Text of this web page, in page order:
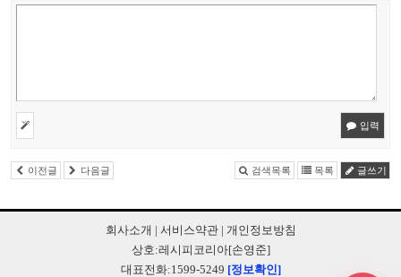
입력
이전글 다음글 검색목록 목록 글쓰기
회사소개 | 서비스약관| 개인정보방침
상호:레시피코리아[손영준]
대표전화:1599-5249 [정보확인]